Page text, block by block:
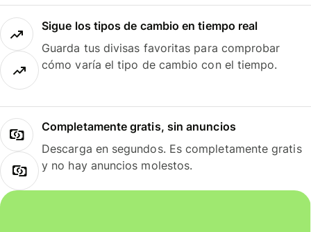
Sigue los tipos de cambio en tiempo real
Guarda tus divisas favoritas para comprobar
cómo varía el tipo de cambio con el tiempo.
Completamente gratis, sin anuncios
Descarga en segundos. Es completamente gratis
y no hay anuncios molestos.